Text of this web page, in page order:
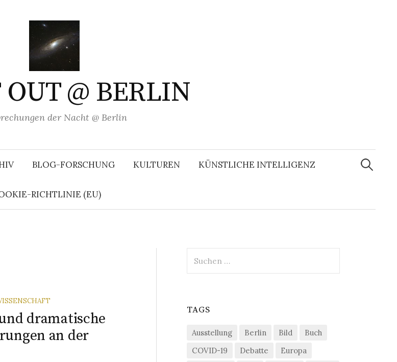
@ BERLIN
der Nacht @ Berlin
BLOG-FORSCHUNG KULTUREN KÜNSTLICHE INTELLIGENZ
RICHTLINIE (EU)
Suchen
nach:
dramatische
an der
nach:
TAGS
Ausstellung Berlin Bild
Buch
COVID-19
Debatte
Europa